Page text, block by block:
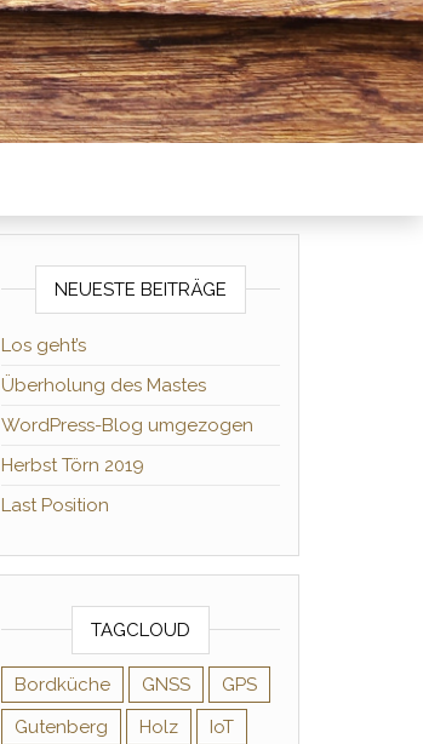
NEUESTE BEITRÄGE
Los geht’s
Überholung des Mastes
WordPress-Blog umgezogen
Herbst Törn 2019
Last Position
TAGCLOUD
Bordküche GNSS
GPS
Gutenberg
Holz
IoT